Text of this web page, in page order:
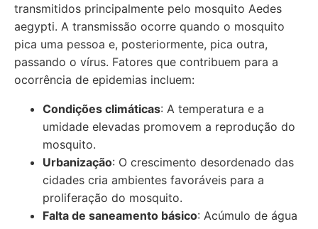
transmitidos principalmente pelo mosquito Aedes
aegypti. A transmissão ocorre quando o mosquito
pica uma pessoa e, posteriormente, pica outra,
passando o vírus. Fatores que contribuem para a
ocorrência de epidemias incluem:
Condições climáticas: A temperatura e a
umidade elevadas promovem a reprodução do
mosquito.
Urbanização: O crescimento desordenado das
cidades cria ambientes favoráveis para a
proliferação do mosquito.
Falta de saneamento básico: Acúmulo de água